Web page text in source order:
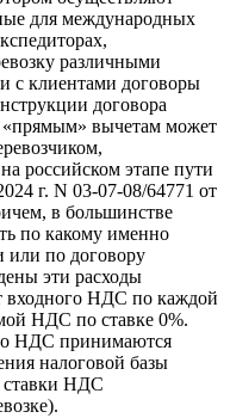
для международных
различными
с клиентами договоры
договора
«прямым» вычетам может
российском этапе пути
г. N 03-07-08/64771 от
в большинстве
по какому именно
или по договору
эти расходы
входного НДС по каждой
НДС по ставке 0%.
НДС принимаются
налоговой базы
ставки НДС